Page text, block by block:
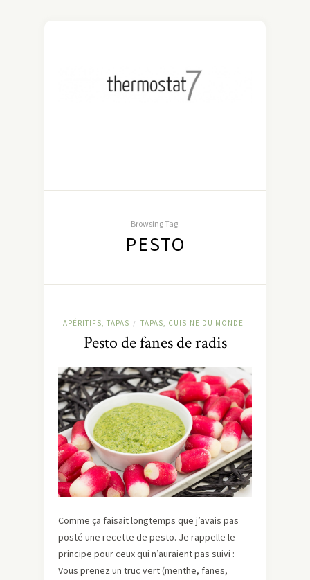
Browsing Tag:
PESTO
APÉRITIFS, TAPAS / TAPAS, CUISINE DU MONDE
Pesto de fanes de radis
Comme ça faisait longtemps que j’avais pas
posté une recette de pesto. Je rappelle le
principe pour ceux qui n’auraient pas suivi :
Vous prenez un truc vert (menthe, fanes,